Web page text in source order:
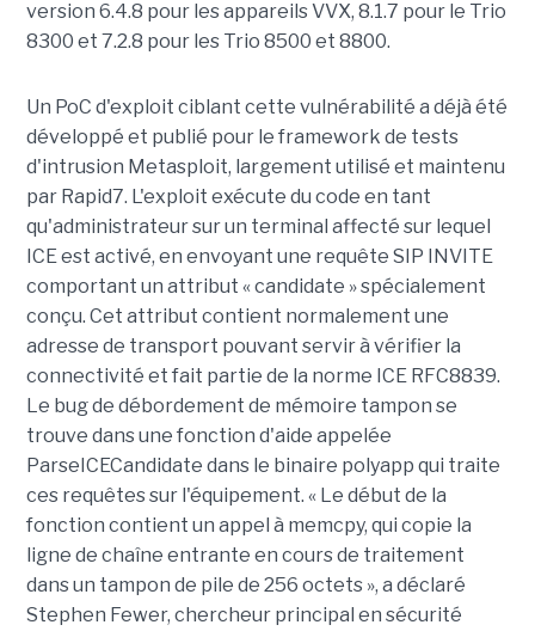
version 6.4.8 pour les appareils VVX, 8.1.7 pour le Trio
8300 et 7.2.8 pour les Trio 8500 et 8800.
Un PoC d'exploit ciblant cette vulnérabilité a déjà été
développé et publié pour le framework de tests
d'intrusion Metasploit, largement utilisé et maintenu
par Rapid7. L'exploit exécute du code en tant
qu'administrateur sur un terminal affecté sur lequel
ICE est activé, en envoyant une requête SIP INVITE
comportant un attribut « candidate » spécialement
conçu. Cet attribut contient normalement une
adresse de transport pouvant servir à vérifier la
connectivité et fait partie de la norme ICE RFC8839.
Le bug de débordement de mémoire tampon se
trouve dans une fonction d'aide appelée
ParseICECandidate dans le binaire polyapp qui traite
ces requêtes sur l'équipement. « Le début de la
fonction contient un appel à memcpy, qui copie la
ligne de chaîne entrante en cours de traitement
dans un tampon de pile de 256 octets », a déclaré
Stephen Fewer, chercheur principal en sécurité